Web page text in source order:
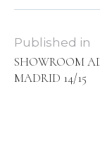
Published in
SHOWROOM
MADRID 14/15